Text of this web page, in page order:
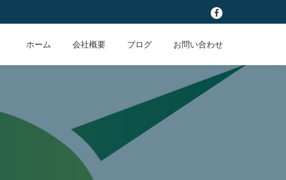
fa-
ホーム 会社概要 ブログ お問い合わせ